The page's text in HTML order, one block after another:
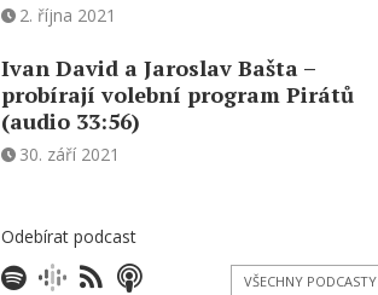
2. října 2021
Ivan David a Jaroslav Bašta –
probírají volební program Pirátů
(audio 33:56)
30. září 2021
Odebírat podcast
VŠECHNY PODCASTY